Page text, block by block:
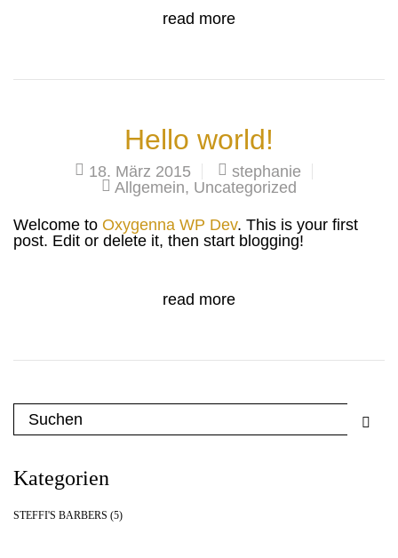
read more
Hello world!
18. März 2015
stephanie
Allgemein, Uncategorized
Welcome to Oxygenna WP Dev. This is your first
post. Edit or delete it, then start blogging!
read more
Kategorien
STEFFI'S BARBERS (5)